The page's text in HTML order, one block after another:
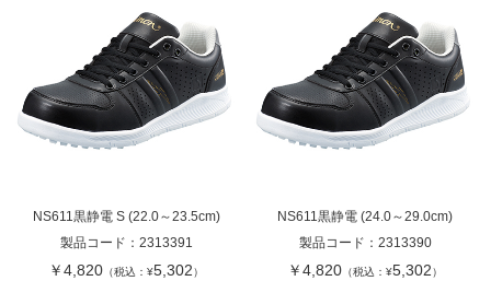
NS611黒静電 S (22.0～23.5cm)
製品コード： 2313391
￥4,820 （税込：¥5,302）
NS611黒静電 (24.0～29.0cm)
製品コード： 2313390
￥4,820 （税込：¥5,302）